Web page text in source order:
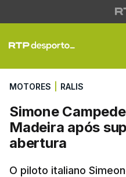
Simone
MOTORES RALIS
Simone
Madeira após
abertura
O piloto italiano